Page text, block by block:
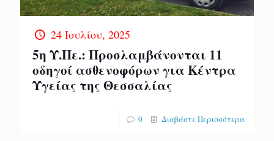
24 Ιουλίου, 2025
5η Υ.Πε.: Προσλαμβάνονται 11
οδηγοί ασθενοφόρων για Κέντρα
Υγείας της Θεσσαλίας
0 Διαβάστε Περισσότερα